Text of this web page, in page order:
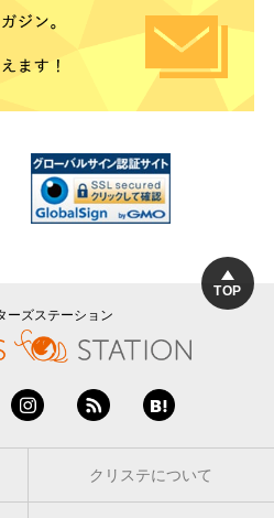
TOP
ーズステーション
クリステについて